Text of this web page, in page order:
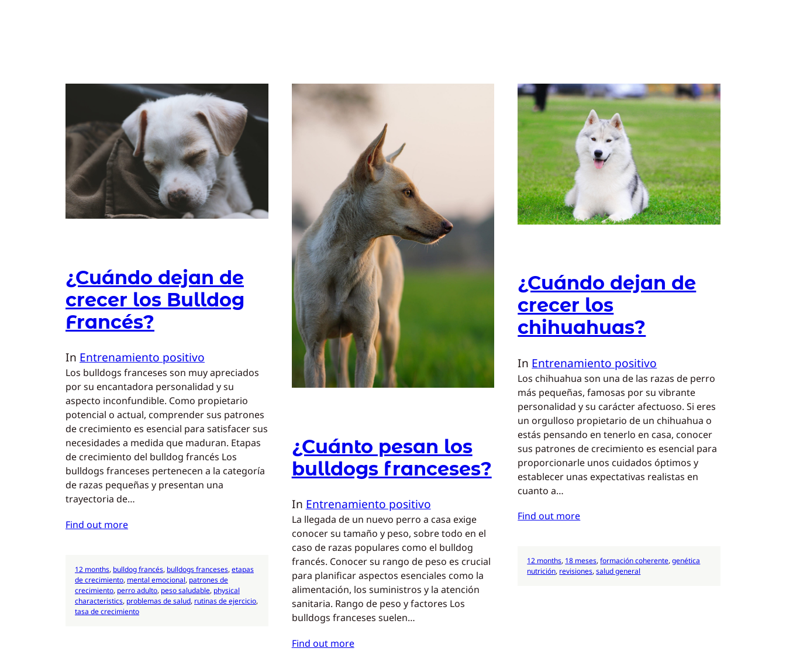
¿Cuándo dejan de
crecer los Bulldog
Francés?
In Entrenamiento positivo
Los bulldogs franceses son muy apreciados
por su encantadora personalidad y su
aspecto inconfundible. Como propietario
potencial o actual, comprender sus patrones
de crecimiento es esencial para satisfacer sus
necesidades a medida que maduran. Etapas
de crecimiento del bulldog francés Los
bulldogs franceses pertenecen a la categoría
de razas pequeñas y presentan una
trayectoria de…
Find out more
12 months, bulldog francés, bulldogs franceses, etapas
de crecimiento, mental emocional, patrones de
crecimiento, perro adulto, peso saludable, physical
characteristics, problemas de salud, rutinas de ejercicio
tasa de crecimiento
¿Cuánto pesan los
bulldogs franceses?
In Entrenamiento positivo
La llegada de un nuevo perro a casa exige
conocer su tamaño y peso, sobre todo en el
caso de razas populares como el bulldog
francés. Conocer su rango de peso es crucial
para planificar aspectos esenciales como la
alimentación, los suministros y la atención
sanitaria. Rango de peso y factores Los
bulldogs franceses suelen…
Find out more
¿Cuándo dejan de
crecer los
chihuahuas?
In Entrenamiento positivo
Los chihuahua son una de las razas de perro
más pequeñas, famosas por su vibrante
personalidad y su carácter afectuoso. Si eres
un orgulloso propietario de un chihuahua o
estás pensando en tenerlo en casa, conocer
sus patrones de crecimiento es esencial para
proporcionarle unos cuidados óptimos y
establecer unas expectativas realistas en
cuanto a…
Find out more
12 months, 18 meses, formación coherente, genética
nutrición, revisiones, salud general